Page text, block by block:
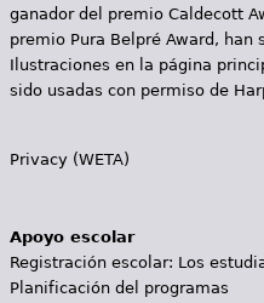
ganador del premio Caldecott
premio Pura Belpré Award, han
Ilustraciones en la página
sido usadas con permiso de
Privacy (WETA)
Apoyo escolar
Registración escolar: Los
Planificación del programas